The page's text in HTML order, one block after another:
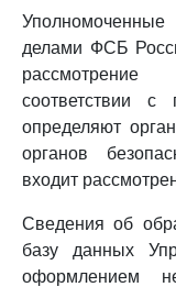
делами ФСБ
соответствии
определяют
органов
входит
Сведения об
базу данных
оформлением